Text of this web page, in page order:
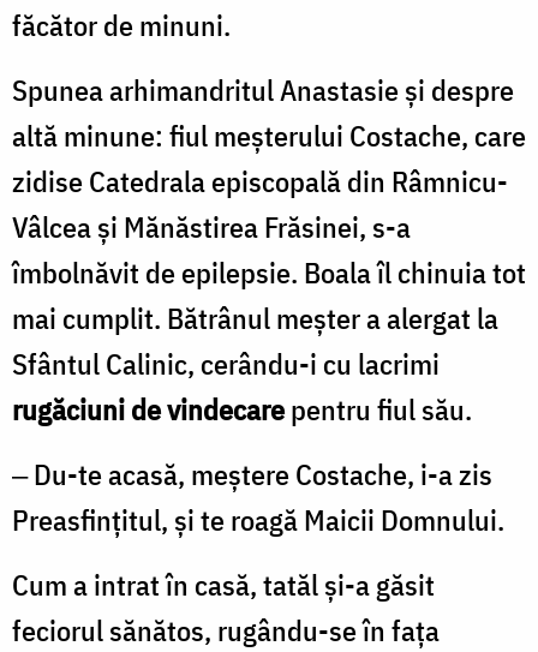
făcător de minuni.
Spunea arhimandritul Anastasie şi despre
altă minune: fiul meşterului Costache, care
zidise Catedrala episcopală din Râmnicu-
Vâlcea şi Mănăstirea Frăsinei, s-a
îmbolnăvit de epilepsie. Boala îl chinuia tot
mai cumplit. Bătrânul meşter a alergat la
Sfântul Calinic, cerându-i cu lacrimi
rugăciuni de vindecarepentru fiul său.
‒ Du-te acasă, meştere Costache, i-a zis
Preasfinţitul, şi te roagă Maicii Domnului.
Cum a intrat în casă, tatăl şi-a găsit
feciorul sănătos, rugându-se în faţa